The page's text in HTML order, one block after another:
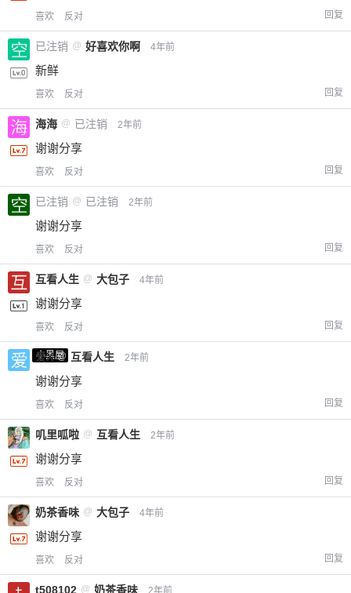
喜欢 反对 回复
已注销 @ 好喜欢你啊 4年前
新鲜
喜欢 反对 回复
海海 @ 已注销 2年前
谢谢分享
喜欢 反对 回复
已注销 @ 已注销 2年前
谢谢分享
喜欢 反对 回复
互看人生 @ 大包子 4年前
谢谢分享
喜欢 反对 回复
小黑屋
爱X @ 互看人生 2年前
谢谢分享
喜欢 反对 回复
叽里呱啦 @ 互看人生 2年前
谢谢分享
喜欢 反对 回复
奶茶香味 @ 大包子 4年前
谢谢分享
喜欢 反对 回复
t508102 @ 奶茶香味 2年前